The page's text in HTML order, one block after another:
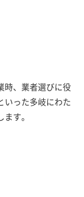
時、業者選びに役
いった多岐にわた
す。